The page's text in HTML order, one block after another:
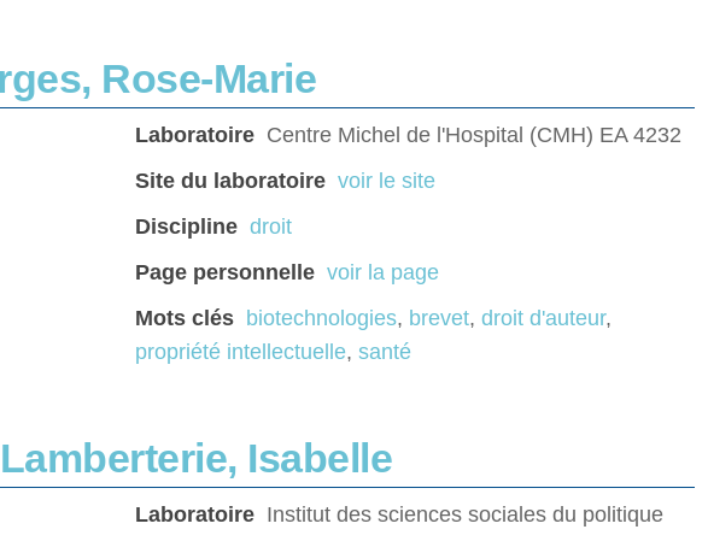
Rose-Marie
Laboratoire Centre Michel de l'Hospital (CMH) EA 4232
Site du laboratoire voir le site
Discipline droit
Page personnelle voir la page
Mots clés biotechnologies, brevet, droit d'auteur,
propriété intellectuelle, santé
Isabelle
Laboratoire Institut des sciences sociales du politique